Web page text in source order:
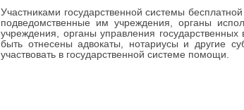
Участниками государственной системы
подведомственные им учреждения, органы
учреждения, органы управления
быть отнесены адвокаты, нотариусы и другие
участвовать в государственной системе помощи.